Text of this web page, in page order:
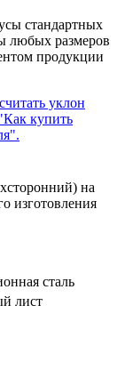
стандартных
любых размеров
продукции
уклон
купить
на
изготовления
сталь
лист